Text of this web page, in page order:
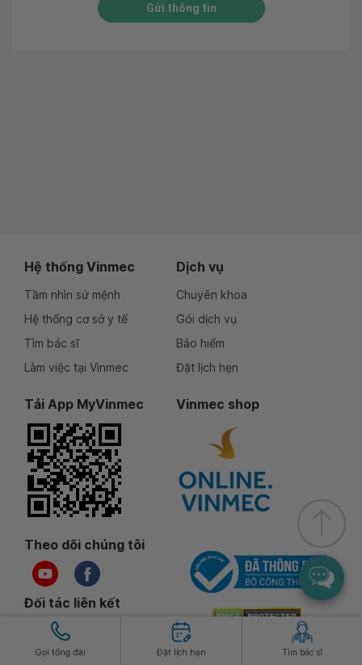
Gửi thông tin
Gọi tổng đài Đặt lịch hẹn Tìm bác sĩ
Hệ thống Vinmec
Tầm nhìn sứ mệnh
Hệ thống cơ sở y tế
Tìm bác sĩ
Làm việc tại Vinmec
Dịch vụ
Chuyên khoa
Gói dịch vụ
Bảo hiểm
Đặt lịch hẹn
Tải App MyVinmec Vinmec shop
Theo dõi chúng tôi
Đối tác liên kết